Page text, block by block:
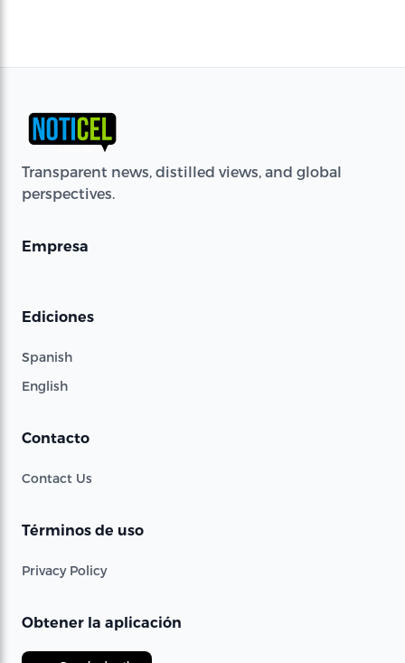
Transparent news, distilled views, and global
perspectives.
Empresa
Ediciones
Spanish
English
Contacto
Contact Us
Términos de uso
Privacy Policy
Obtener la aplicación